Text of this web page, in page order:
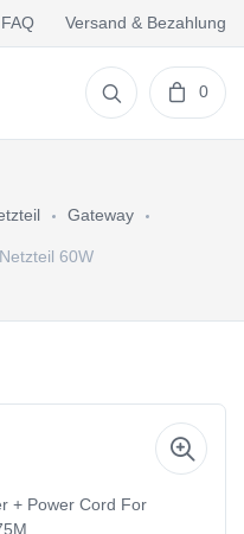
FAQ Versand & Bezahlung
0
Gateway
60W